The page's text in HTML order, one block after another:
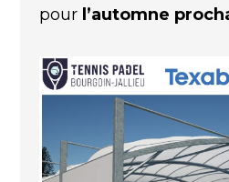
pour l’automne